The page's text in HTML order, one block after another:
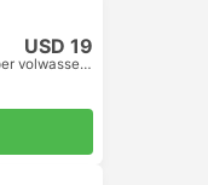
USD 19
per volwassene